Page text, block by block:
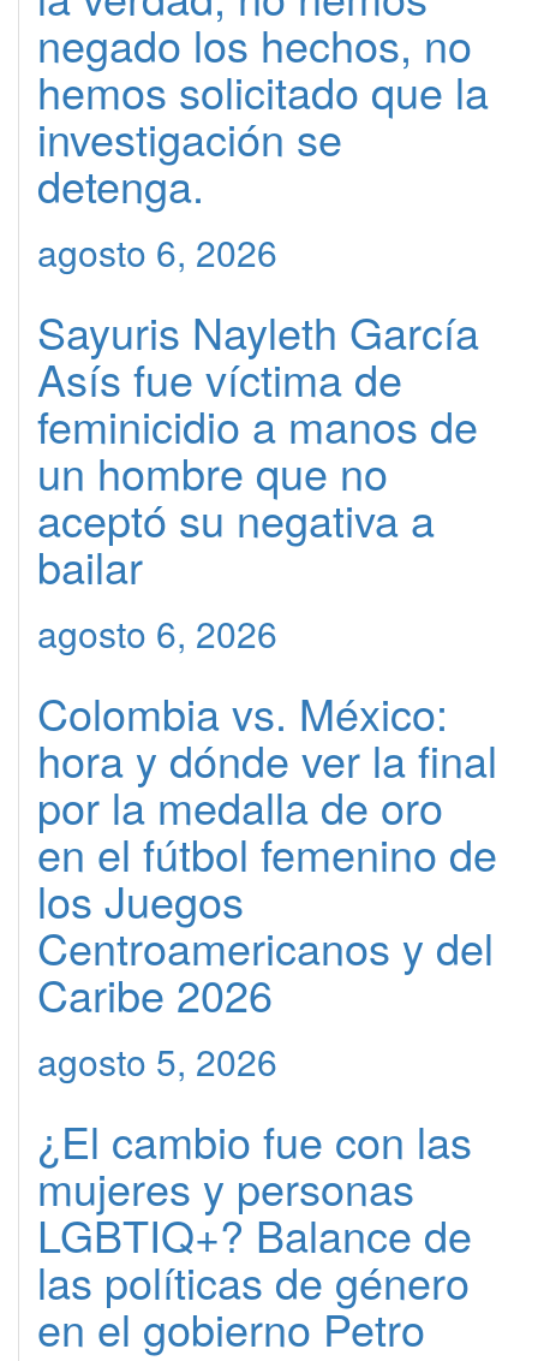
negado los hechos, no
hemos solicitado que la
investigación se
detenga.
agosto 6, 2026
Sayuris Nayleth García
Asís fue víctima de
feminicidio a manos de
un hombre que no
aceptó su negativa a
bailar
agosto 6, 2026
Colombia vs. México:
hora y dónde ver la final
por la medalla de oro
en el fútbol femenino de
los Juegos
Centroamericanos y del
Caribe 2026
agosto 5, 2026
¿El cambio fue con las
mujeres y personas
LGBTIQ+? Balance de
las políticas de género
en el gobierno Petro